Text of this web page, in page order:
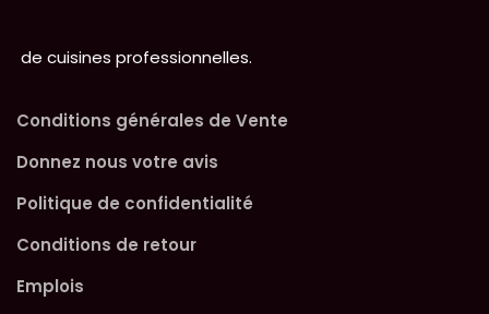
de cuisines professionnelles.
Conditions générales de Vente
Donnez nous votre avis
Politique de confidentialité
Conditions de retour
Emplois